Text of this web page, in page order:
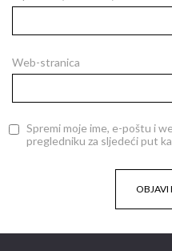
Web-stranica
Spremi moje ime, e-poštu i
pregledniku za sljedeći put